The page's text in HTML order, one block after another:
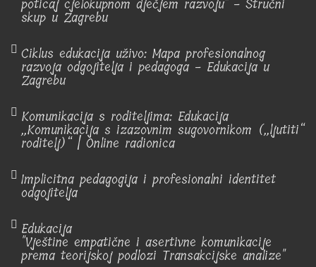
poticaj cjelokupnom dječjem razvoju" - Stručni
skup u Zagrebu
Ciklus edukacija uživo: Mapa profesionalnog
razvoja odgojitelja i pedagoga - Edukacija u
Zagrebu
Komunikacija s roditeljima: Edukacija
„Komunikacija s izazovnim sugovornikom („ljutiti“
roditelj)“ | Online radionica
Implicitna pedagogija i profesionalni identitet
odgojitelja
Edukacija
"Vještine empatične i asertivne komunikacije
prema teorijskoj podlozi Transakcijske analize"